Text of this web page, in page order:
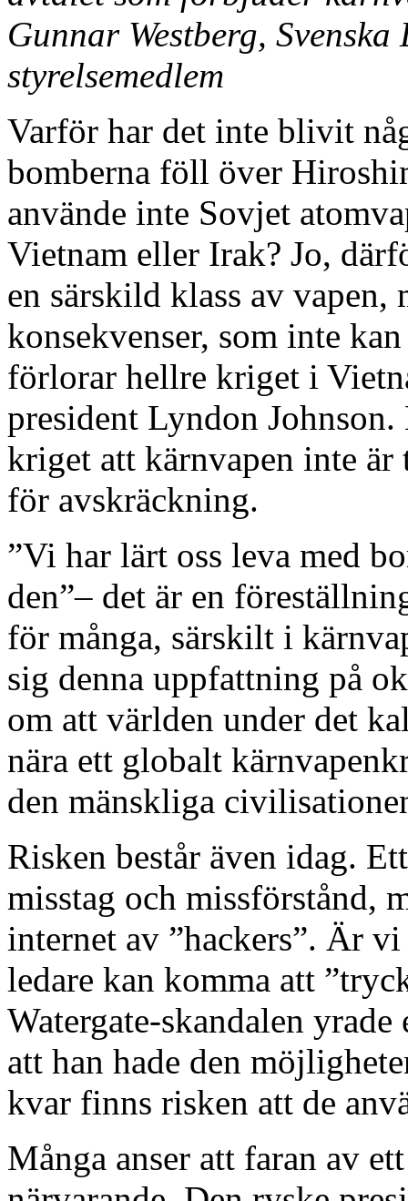
Gunnar Westberg,
styrelsemedlem
Varför har det inte blivit
bomberna föll över
använde inte Sovjet
Vietnam eller Irak? Jo,
en särskild klass av
konsekvenser, som inte
förlorar hellre kriget i
president Lyndon
kriget att kärnvapen inte
för avskräckning.
”Vi har lärt oss leva med
den”– det är en
för många, särskilt i
sig denna uppfattning på
om att världen under det
nära ett globalt
den mänskliga
Risken består även idag.
misstag och missförstånd,
internet av ”hackers”. Är
ledare kan komma att
Watergate-skandalen
att han hade den
kvar finns risken att de
Många anser att faran av